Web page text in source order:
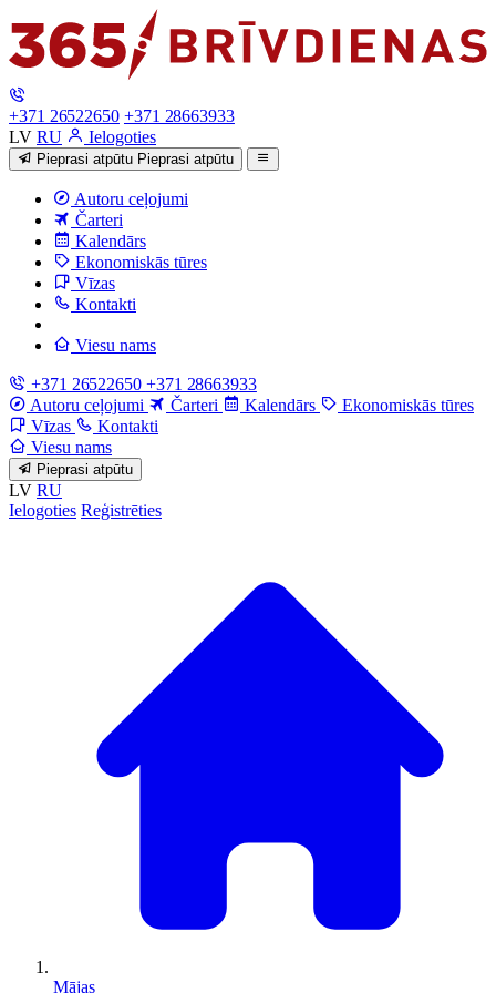
+371 26522650 +371 28663933
LV RU Ielogoties
Pieprasi atpūtu Pieprasi atpūtu
Autoru ceļojumi
Čarteri
Kalendārs
Ekonomiskās tūres
Vīzas
Kontakti
Viesu nams
+371 26522650 +371 28663933
Autoru ceļojumi
Čarteri Kalendārs
Ekonomiskās tūres
Vīzas
Kontakti
Viesu nams
Pieprasi atpūtu
LV RU
Ielogoties Reģistrēties
Mājas